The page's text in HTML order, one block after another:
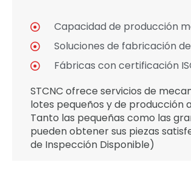
Capacidad de producción
Soluciones de fabricación
Fábricas con certificación
STCNC ofrece servicios de
lotes pequeños y de producción
Tanto las pequeñas como las
pueden obtener sus piezas
de Inspección Disponible)